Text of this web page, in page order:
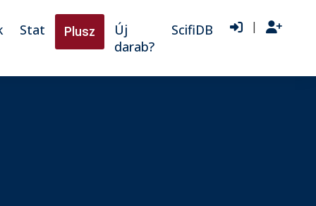
Stat Plusz
Új
darab?
ScifiDB |